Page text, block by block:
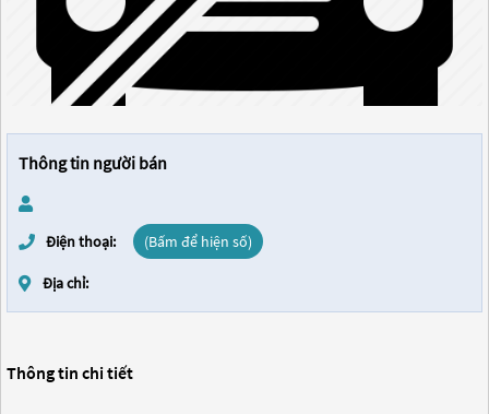
Thông tin người bán
Điện thoại: (Bấm để hiện số)
Địa chỉ:
Thông tin chi tiết